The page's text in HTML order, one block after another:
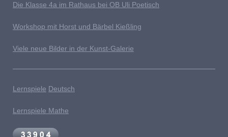
Die Klasse 4a im Rathaus bei OB Uli Poetisch
Workshop mit Horst und Bärbel Kießling
Viele neue Bilder in der Kunst-Galerie
Lernspiele Deutsch
Lernspiele Mathe